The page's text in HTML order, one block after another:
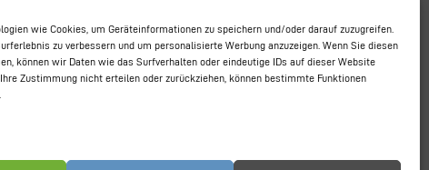
wie Cookies, um Geräteinformationen zu speichern und/oder darauf zuzugreifen.
zu verbessern und um personalisierte Werbung anzuzeigen. Wenn Sie diesen
können wir Daten wie das Surfverhalten oder eindeutige IDs auf dieser Website
Zustimmung nicht erteilen oder zurückziehen, können bestimmte Funktionen
vernetzt wird.
Sie gerne!